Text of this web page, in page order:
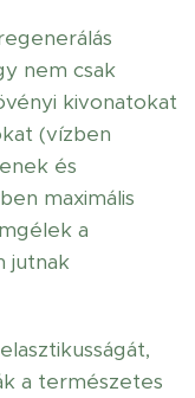
nem csak
kivonatokat
(vízben
és
maximális
a
jutnak
a természetes